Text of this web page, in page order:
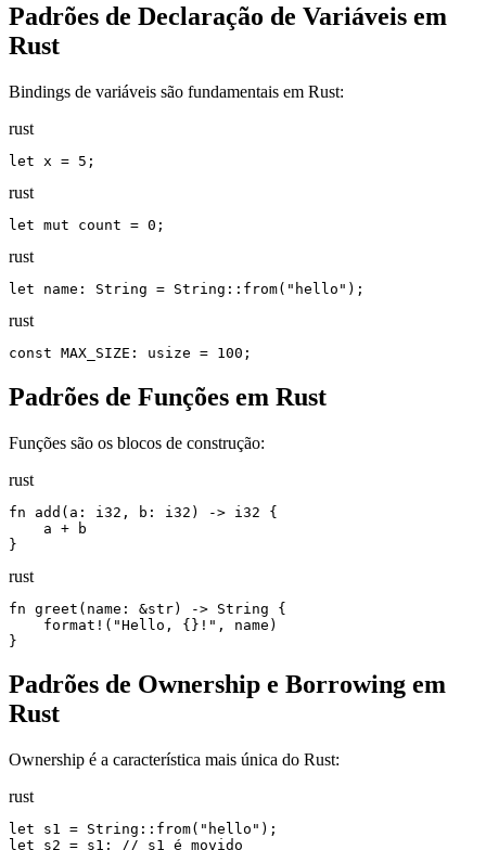
Padrões de Declaração de Variáveis em
Rust
Bindings de variáveis são fundamentais em Rust:
rust
let x = 5;
rust
let mut count = 0;
rust
let name: String = String::from("hello");
rust
const MAX_SIZE: usize = 100;
Padrões de Funções em Rust
Funções são os blocos de construção:
rust
fn add(a: i32, b: i32) -> i32 {
    a + b
}
rust
fn greet(name: &str) -> String {
    format!("Hello, {}!", name)
}
Padrões de Ownership e Borrowing em
Rust
Ownership é a característica mais única do Rust:
rust
let s1 = String::from("hello");
let s2 = s1; // s1 é movido